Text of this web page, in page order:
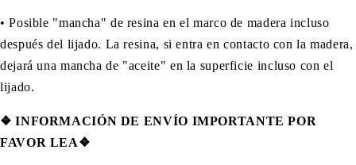
• Posible "mancha" de resina en el marco de madera incluso
después del lijado. La resina, si entra en contacto con la madera,
dejará una mancha de "aceite" en la superficie incluso con el
lijado.
❖ INFORMACIÓN DE ENVÍO IMPORTANTE POR
FAVOR LEA❖